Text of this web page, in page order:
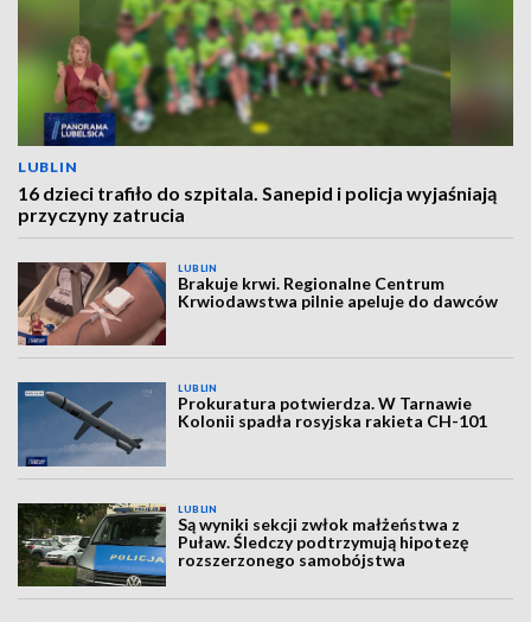
LUBLIN
16 dzieci trafiło do szpitala. Sanepid i policja wyjaśniają
przyczyny zatrucia
LUBLIN
Brakuje krwi. Regionalne Centrum
Krwiodawstwa pilnie apeluje do dawców
LUBLIN
Prokuratura potwierdza. W Tarnawie
Kolonii spadła rosyjska rakieta CH-101
LUBLIN
Są wyniki sekcji zwłok małżeństwa z
Puław. Śledczy podtrzymują hipotezę
rozszerzonego samobójstwa